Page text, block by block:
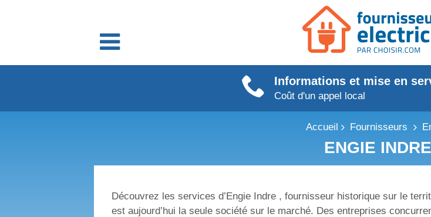
Fournisseurs énergie
Informations et mise en
Coût d'un appel local
Accueil Fournisseurs
ENGIE
Découvrez les services d’Engie Indre , fournisseur historique sur le
est aujourd’hui la seule société sur le marché. Des entreprises